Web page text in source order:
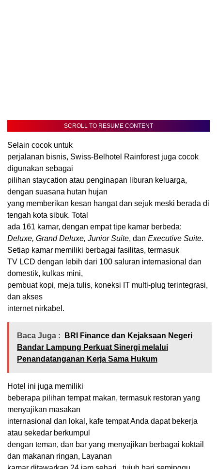
SCROLL TO RESUME CONTENT
Selain cocok untuk
perjalanan bisnis, Swiss-Belhotel Rainforest juga cocok
digunakan sebagai
pilihan staycation atau penginapan liburan keluarga,
dengan suasana hutan hujan
yang memberikan kesan hangat dan sejuk meski berada di
tengah kota sibuk. Total
ada 161 kamar, dengan empat tipe kamar berbeda:
Deluxe, Grand Deluxe, Junior Suite, dan Executive Suite.
Setiap kamar memiliki berbagai fasilitas, termasuk
TV LCD dengan lebih dari 100 saluran internasional dan
domestik, kulkas mini,
pembuat kopi, meja tulis, koneksi IT multi-plug terintegrasi,
dan akses
internet nirkabel.
Baca Juga :
BRI Finance dan Kejaksaan Negeri
Bandar Lampung Perkuat Sinergi melalui
Penandatanganan Kerja Sama Hukum
Hotel ini juga memiliki
beberapa pilihan tempat makan, termasuk restoran yang
menyajikan masakan
internasional dan lokal, kafe tempat Anda dapat bekerja
atau sekedar berkumpul
dengan teman, dan bar yang menyajikan berbagai koktail
dan makanan ringan, Layanan